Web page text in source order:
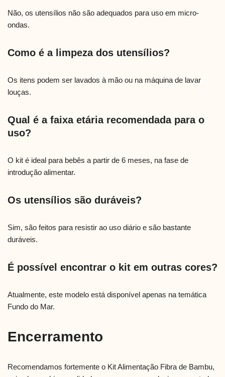
Não, os utensílios não são adequados para uso em micro-
ondas.
Como é a limpeza dos utensílios?
Os itens podem ser lavados à mão ou na máquina de lavar
louças.
Qual é a faixa etária recomendada para o
uso?
O kit é ideal para bebês a partir de 6 meses, na fase de
introdução alimentar.
Os utensílios são duráveis?
Sim, são feitos para resistir ao uso diário e são bastante
duráveis.
É possível encontrar o kit em outras cores?
Atualmente, este modelo está disponível apenas na temática
Fundo do Mar.
Encerramento
Recomendamos fortemente o Kit Alimentação Fibra de Bambu,